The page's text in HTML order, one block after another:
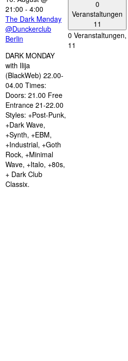
21:00 - 4:00
The Dark Mønday
@Dunckerclub
Berlin
DARK MONDAY
with Ilija
(BlackWeb) 22.00-
04.00 Times:
Doors: 21.00 Free
Entrance 21-22.00
Styles: +Post-Punk,
+Dark Wave,
+Synth, +EBM,
+Industrial, +Goth
Rock, +Minimal
Wave, +Italo, +80s,
+ Dark Club
Classix.
0
Veranstaltungen
11
0 Veranstaltungen,
11